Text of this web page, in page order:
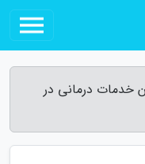
خدمات درمانی در